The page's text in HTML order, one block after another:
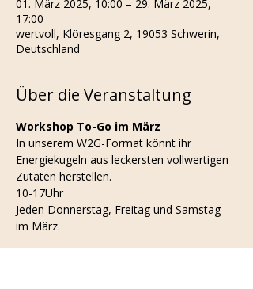
01. März 2025, 10:00 – 29. März 2025,
17:00
wertvoll, Klöresgang 2, 19053 Schwerin,
Deutschland
Über die Veranstaltung
Workshop To-Go im März
In unserem W2G-Format könnt ihr
Energiekugeln aus leckersten vollwertigen
Zutaten herstellen.
10-17Uhr
Jeden Donnerstag, Freitag und Samstag
im März.